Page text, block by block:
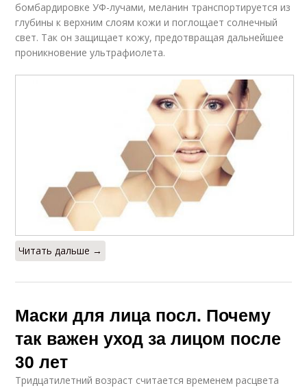
бомбардировке УФ-лучами, меланин транспортируется из
глубины к верхним слоям кожи и поглощает солнечный
свет. Так он защищает кожу, предотвращая дальнейшее
проникновение ультрафиолета.
Читать дальше →
Маски для лица посл. Почему
так важен уход за лицом после
30 лет
Тридцатилетний возраст считается временем расцвета